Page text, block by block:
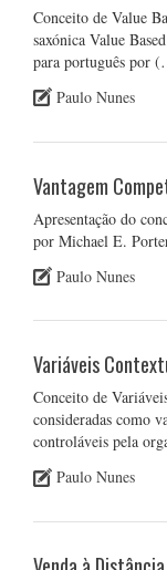
Conceito de Value
saxónica Value
para português por
Paulo Nunes
Vantagem
Apresentação do
por Michael E.
Paulo Nunes
Variáveis
Conceito de
consideradas como
controláveis pela
Paulo Nunes